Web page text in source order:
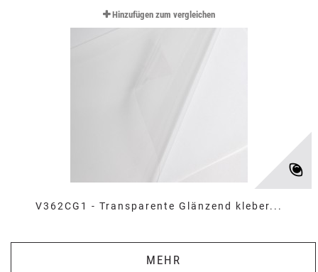
V362CG1 - Transparente Glänzend kleber...
MEHR
Hinzufügen zum vergleichen